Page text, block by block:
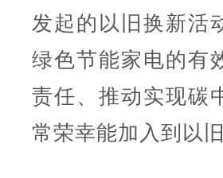
发起的以旧换新活
绿色节能家电的有
责任、推动实现碳
常荣幸能加入到以